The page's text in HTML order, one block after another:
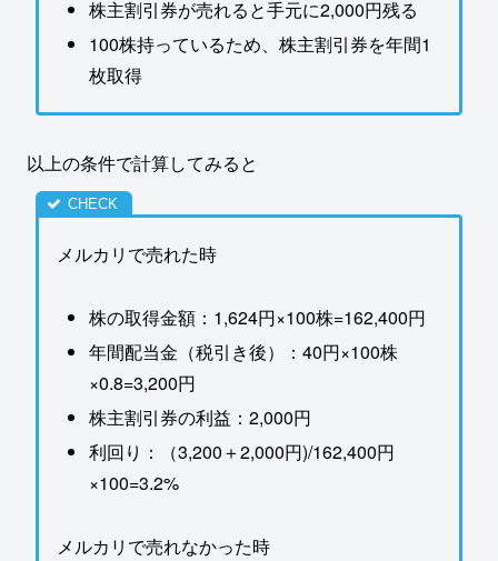
株主割引券が売れると手元に2,000円残る
100株持っているため、株主割引券を年間1
枚取得
以上の条件で計算してみると
メルカリで売れた時
株の取得金額：1,624円×100株=162,400円
年間配当金（税引き後）：40円×100株
×0.8=3,200円
株主割引券の利益：2,000円
利回り：（3,200＋2,000円)/162,400円
×100=3.2%
メルカリで売れなかった時